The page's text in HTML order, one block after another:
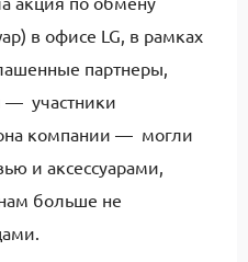
в офисе LG, в рамках
партнеры,
— участники
компании — могли
и аксессуарами,
больше не